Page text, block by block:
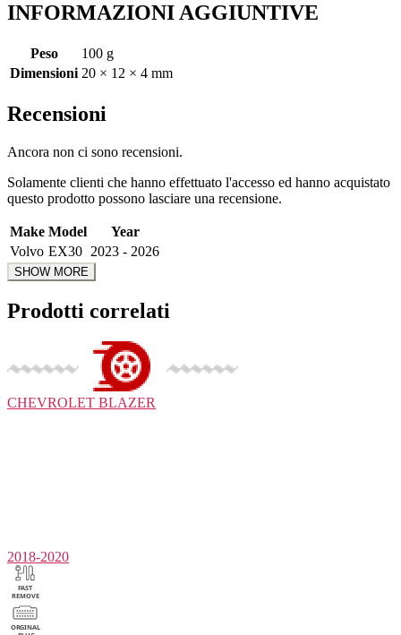
INFORMAZIONI AGGIUNTIVE
Peso
100 g
Dimensioni 20 × 12 × 4 mm
Recensioni
Ancora non ci sono recensioni.
Solamente clienti che hanno effettuato l'accesso ed hanno acquistato
questo prodotto possono lasciare una recensione.
Make Model
Year
Volvo EX30 2023 - 2026
Prodotti correlati
CHEVROLET BLAZER
2018-2020